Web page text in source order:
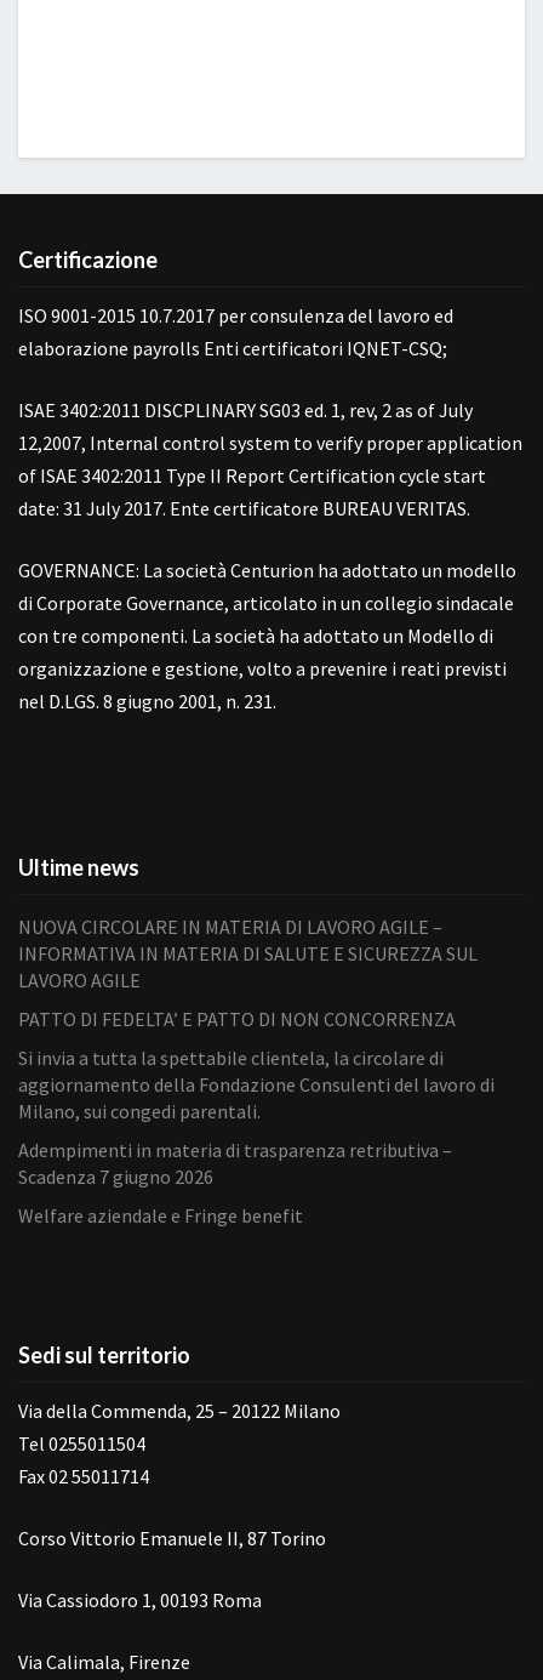
Certificazione
ISO 9001-2015 10.7.2017 per consulenza del lavoro ed
elaborazione payrolls Enti certificatori IQNET-CSQ;
ISAE 3402:2011 DISCPLINARY SG03 ed. 1, rev, 2 as of July
12,2007, Internal control system to verify proper application
of ISAE 3402:2011 Type II Report Certification cycle start
date: 31 July 2017. Ente certificatore BUREAU VERITAS.
GOVERNANCE: La società Centurion ha adottato un modello
di Corporate Governance, articolato in un collegio sindacale
con tre componenti. La società ha adottato un Modello di
organizzazione e gestione, volto a prevenire i reati previsti
nel D.LGS. 8 giugno 2001, n. 231.
Ultime news
NUOVA CIRCOLARE IN MATERIA DI LAVORO AGILE –
INFORMATIVA IN MATERIA DI SALUTE E SICUREZZA SUL
LAVORO AGILE
PATTO DI FEDELTA’ E PATTO DI NON CONCORRENZA
Si invia a tutta la spettabile clientela, la circolare di
aggiornamento della Fondazione Consulenti del lavoro di
Milano, sui congedi parentali.
Adempimenti in materia di trasparenza retributiva –
Scadenza 7 giugno 2026
Welfare aziendale e Fringe benefit
Sedi sul territorio
Via della Commenda, 25 – 20122 Milano
Tel 0255011504
Fax 02 55011714
Corso Vittorio Emanuele II, 87 Torino
Via Cassiodoro 1, 00193 Roma
Via Calimala, Firenze